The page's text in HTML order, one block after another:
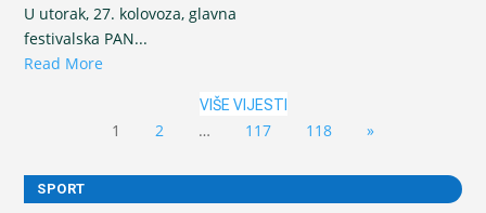
U utorak, 27. kolovoza, glavna
festivalska PAN...
Read More
VIŠE VIJESTI
1 2 … 117 118 »
SPORT